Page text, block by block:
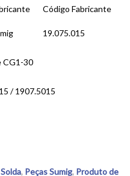
Código Fabricante
19.075.015
CG1-30
/ 1907.5015
, Peças Sumig, Produto de